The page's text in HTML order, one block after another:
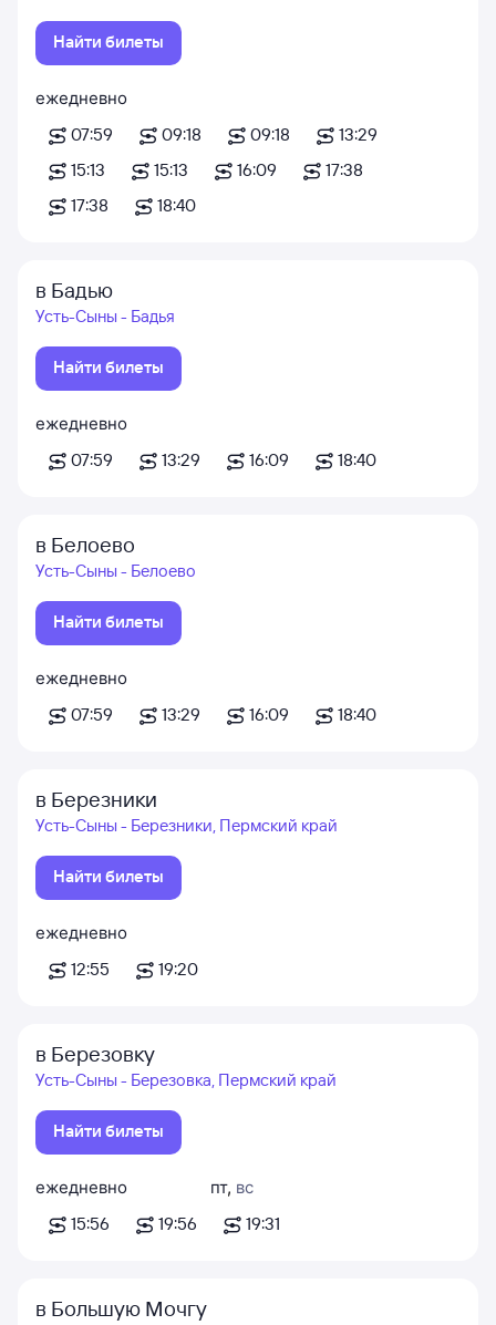
Найти билеты
ежедневно
07:59
09:18 09:18
13:29
15:13
15:13 16:09
17:38
17:38
18:40
в Бадью
Усть-Сыны - Бадья
Найти билеты
ежедневно
07:59
13:29 16:09 18:40
в Белоево
Усть-Сыны - Белоево
Найти билеты
ежедневно
07:59
13:29 16:09 18:40
в Березники
Усть-Сыны - Березники, Пермский край
Найти билеты
ежедневно
12:55
19:20
в Березовку
Усть-Сыны - Березовка, Пермский край
Найти билеты
ежедневно
15:56
19:56
пт, вс
19:31
в Большую Мочгу